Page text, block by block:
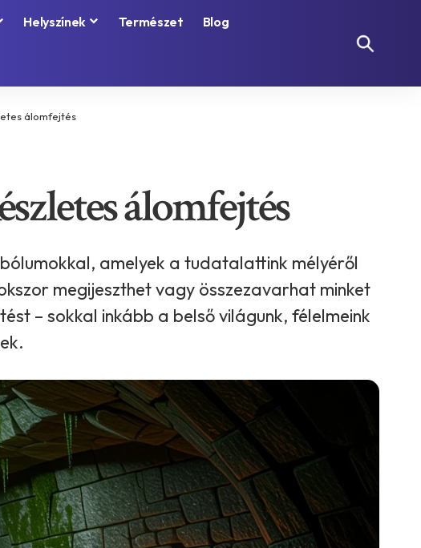
Helyszínek Természet Blog
álomfejtés
álomfejtés
amelyek a tudatalattink mélyéről
megijeszthet vagy összezavarhat minket
– sokkal inkább a belső világunk, félelmeink